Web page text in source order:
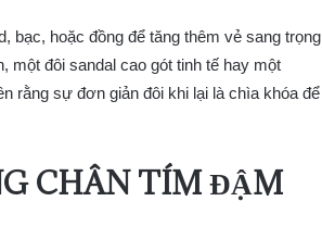
bạc, hoặc đồng để tăng thêm vẻ sang trọng
một đôi sandal cao gót tinh tế hay một
rằng sự đơn giản đôi khi lại là chìa khóa để
CHÂN TÍM ĐẬM